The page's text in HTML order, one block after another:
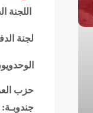
اللجنة
لجنة
حزب العمل
جندوبـة: